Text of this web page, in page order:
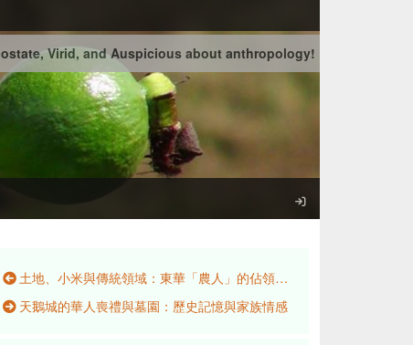
Virid, and Auspicious about anthropology!
土地、小米與傳統領域：東華「農人」的佔領運動與文化實踐
天鵝城的華人喪禮與墓園：歷史記憶與家族情感